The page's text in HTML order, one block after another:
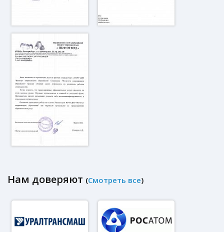
Нам доверяют (Смотреть все)